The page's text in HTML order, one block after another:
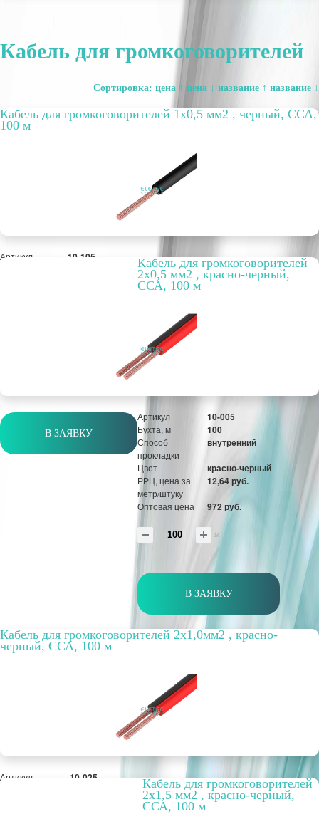
Кабель для громкоговорителей
Сортировка: цена ↑ цена ↓ название ↑ название ↓
Кабель для громкоговорителей 1х0,5 мм2 , черный, ССА,
100 м
Артикул 10-105
В ЗАЯВКУ
Кабель для громкоговорителей
2х0,5 мм2 , красно-черный,
ССА, 100 м
Артикул 10-005
Бухта, м 100
Способ
прокладки
внутренний
Цвет красно-черный
РРЦ, цена за
метр/штуку
12,64 руб.
Оптовая цена 972 руб.
м
В ЗАЯВКУ
Кабель для громкоговорителей 2х1,0мм2 , красно-
черный, ССА, 100 м
Артикул 10-025
Кабель для громкоговорителей
2х1,5 мм2 , красно-черный,
ССА, 100 м